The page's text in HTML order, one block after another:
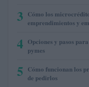
3 Cómo los
emprendimientos y
4 Opciones y pasos
pymes
5 Cómo funcionan los
de pedirlos